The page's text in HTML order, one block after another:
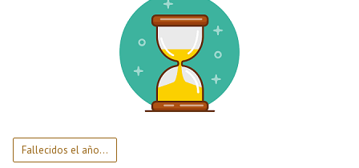
Fallecidos el año…